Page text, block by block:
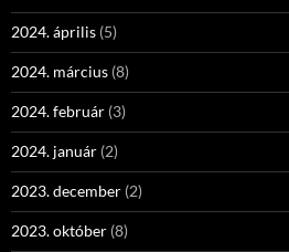
2024. április (5)
2024. március (8)
2024. február (3)
2024. január (2)
2023. december (2)
2023. október (8)